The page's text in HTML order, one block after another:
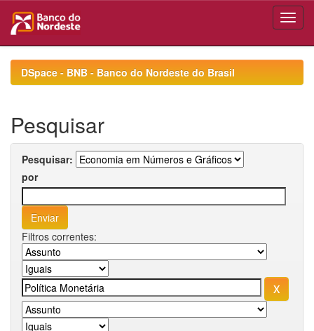
navigationDSpace - BNB - Banco do Nordeste do Brasil
Pesquisar
Pesquisar:
por
Filtros correntes: